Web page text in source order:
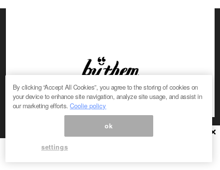
Follow Us
×
By clicking “Accept All Cookies”, you agree to the storing of cookies on
your device to enhance site navigation, analyze site usage, and assist in
our marketing efforts.Coolie policy
ok
settings